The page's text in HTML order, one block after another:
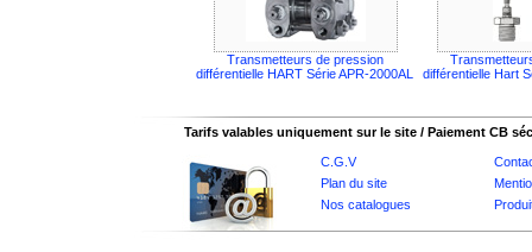
Transmetteurs de pression
différentielle HART Série APR-2000AL
différentielle Hart
Tarifs valables uniquement sur le site / Paiement CB
C.G.V
Plan du site
Nos catalogues